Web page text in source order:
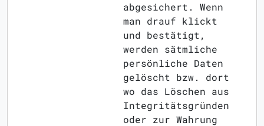
abgesichert. Wenn
man drauf klickt
und bestätigt,
werden sätmliche
persönliche Daten
gelöscht bzw. dort
wo das Löschen aus
Integritätsgründen
oder zur Wahrung